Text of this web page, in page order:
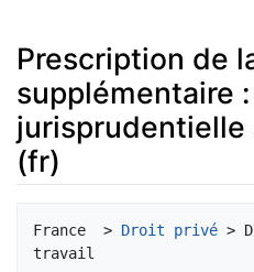
Prescription de
supplémentaire
jurisprudentielle
(fr)
France  > Droit privé >